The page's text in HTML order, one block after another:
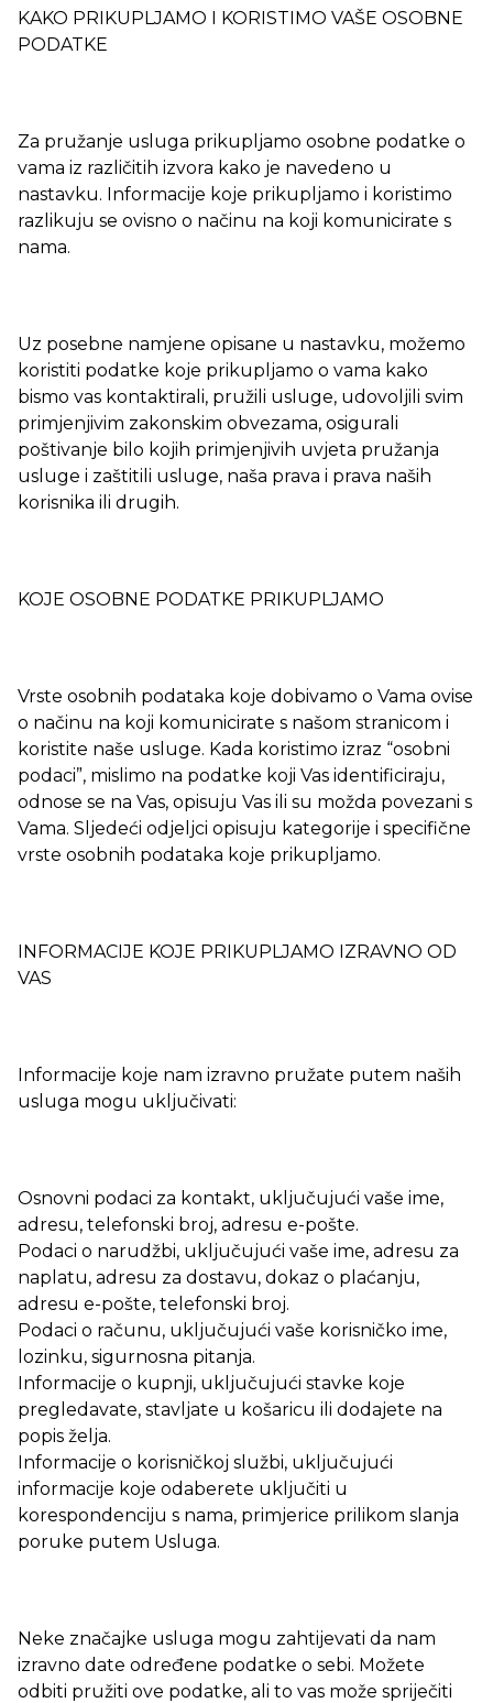
KAKO PRIKUPLJAMO I KORISTIMO VAŠE OSOBNE
PODATKE
Za pružanje usluga prikupljamo osobne podatke o
vama iz različitih izvora kako je navedeno u
nastavku. Informacije koje prikupljamo i koristimo
razlikuju se ovisno o načinu na koji komunicirate s
nama.
Uz posebne namjene opisane u nastavku, možemo
koristiti podatke koje prikupljamo o vama kako
bismo vas kontaktirali, pružili usluge, udovoljili svim
primjenjivim zakonskim obvezama, osigurali
poštivanje bilo kojih primjenjivih uvjeta pružanja
usluge i zaštitili usluge, naša prava i prava naših
korisnika ili drugih.
KOJE OSOBNE PODATKE PRIKUPLJAMO
Vrste osobnih podataka koje dobivamo o Vama ovise
o načinu na koji komunicirate s našom stranicom i
koristite naše usluge. Kada koristimo izraz “osobni
podaci”, mislimo na podatke koji Vas identificiraju,
odnose se na Vas, opisuju Vas ili su možda povezani s
Vama. Sljedeći odjeljci opisuju kategorije i specifične
vrste osobnih podataka koje prikupljamo.
INFORMACIJE KOJE PRIKUPLJAMO IZRAVNO OD
VAS
Informacije koje nam izravno pružate putem naših
usluga mogu uključivati:
Osnovni podaci za kontakt, uključujući vaše ime,
adresu, telefonski broj, adresu e-pošte.
Podaci o narudžbi, uključujući vaše ime, adresu za
naplatu, adresu za dostavu, dokaz o plaćanju,
adresu e-pošte, telefonski broj.
Podaci o računu, uključujući vaše korisničko ime,
lozinku, sigurnosna pitanja.
Informacije o kupnji, uključujući stavke koje
pregledavate, stavljate u košaricu ili dodajete na
popis želja.
Informacije o korisničkoj službi, uključujući
informacije koje odaberete uključiti u
korespondenciju s nama, primjerice prilikom slanja
poruke putem Usluga.
Neke značajke usluga mogu zahtijevati da nam
izravno date određene podatke o sebi. Možete
odbiti pružiti ove podatke, ali to vas može spriječiti